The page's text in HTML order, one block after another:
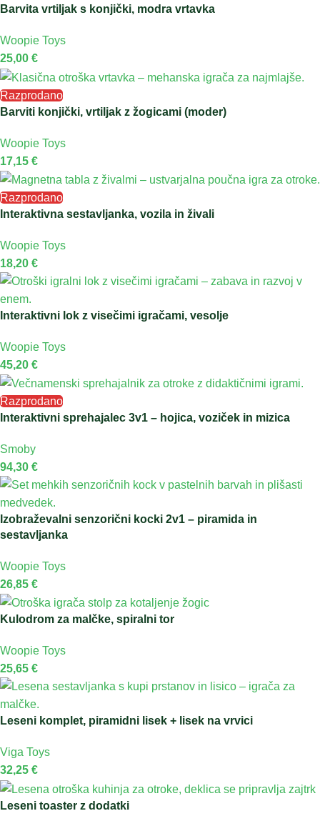
Barvita vrtiljak s konjički, modra vrtavka
Woopie Toys
25,00 €
Razprodano
Barviti konjički, vrtiljak z žogicami (moder)
Woopie Toys
17,15 €
Razprodano
Interaktivna sestavljanka, vozila in živali
Woopie Toys
18,20 €
Interaktivni lok z visečimi igračami, vesolje
Woopie Toys
45,20 €
Razprodano
Interaktivni sprehajalec 3v1 – hojica, voziček in mizica
Smoby
94,30 €
Izobraževalni senzorični kocki 2v1 – piramida in
sestavljanka
Woopie Toys
26,85 €
Kulodrom za malčke, spiralni tor
Woopie Toys
25,65 €
Leseni komplet, piramidni lisek + lisek na vrvici
Viga Toys
32,25 €
Leseni toaster z dodatki